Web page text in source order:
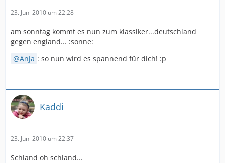
23. Juni 2010 um 22:28
am sonntag kommt es nun zum klassiker...deutschland
gegen england... :sonne:
Anja : so nun wird es spannend für dich! :p
Kaddi
23. Juni 2010 um 22:37
Schland oh schland...